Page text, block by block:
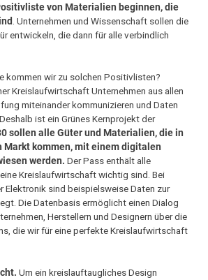
von Materialien beginnen, die
. Unternehmen und Wissenschaft sollen die
entwickeln, die dann für alle verbindlich
kommen wir zu solchen Positivlisten?
Kreislaufwirtschaft Unternehmen aus allen
miteinander kommunizieren und Daten
ist ein Grünes Kernprojekt der
sollen alle Güter und Materialien, die in
Markt kommen, mit einem digitalen
werden. Der Pass enthält alle
Kreislaufwirtschaft wichtig sind. Bei
Elektronik sind beispielsweise Daten zur
Die Datenbasis ermöglicht einen Dialog
Herstellern und Designern über die
die wir für eine perfekte Kreislaufwirtschaft
Um ein kreislauftaugliches Design